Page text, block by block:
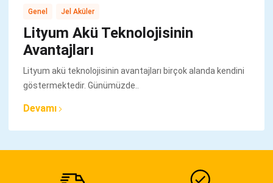
Genel Jel Aküler
Lityum Akü Teknolojisinin
Avantajları
Lityum akü teknolojisinin avantajları birçok alanda kendini
göstermektedir. Günümüzde..
Devamı